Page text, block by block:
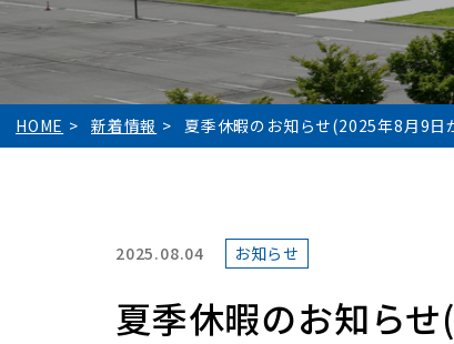
HOME 新着情報 夏季休暇のお知らせ(2025年8月9日
2025.08.04 お知らせ
夏季休暇のお知ら